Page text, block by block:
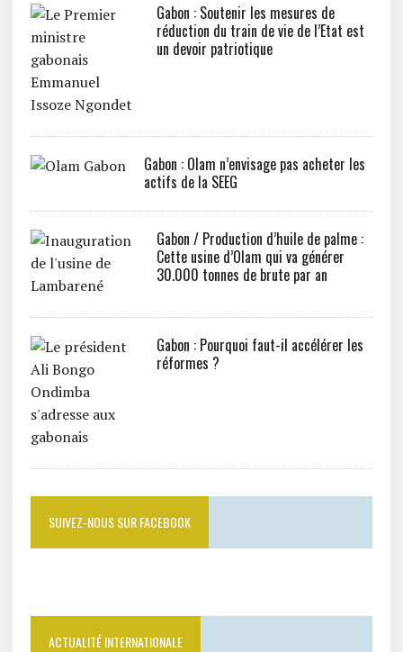
Gabon : Soutenir les mesures de
réduction du train de vie de l’Etat est
un devoir patriotique
Gabon : Olam n’envisage pas acheter les
actifs de la SEEG
Gabon / Production d’huile de palme :
Cette usine d’Olam qui va générer
30.000 tonnes de brute par an
Gabon : Pourquoi faut-il accélérer les
réformes ?
SUIVEZ-NOUS SUR FACEBOOK
ACTUALITÉ INTERNATIONALE